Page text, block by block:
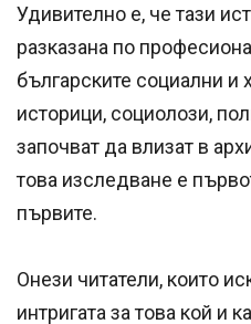
Удивително е, че тази
разказана по
българските социални и
историци, социолози,
започват да влизат в
това изследване е
първите.
Онези читатели, които
интригата за това кой и